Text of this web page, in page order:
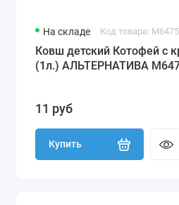
На складе Код товара: М6475
Ковш детский Котофей с
(1л.) АЛЬТЕРНАТИВА
11 руб
Купить